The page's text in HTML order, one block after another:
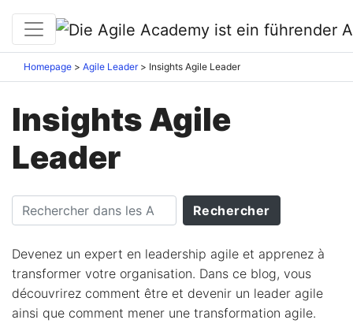
Homepage Agile Leader Insights Agile Leader
Insights Agile
Leader
Devenez un expert en leadership agile et apprenez à
transformer votre organisation. Dans ce blog, vous
découvrirez comment être et devenir un leader agile
ainsi que comment mener une transformation agile.